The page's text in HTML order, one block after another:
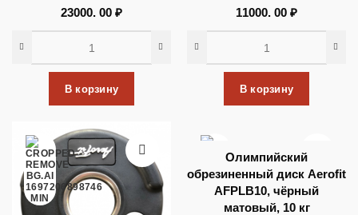
23000. 00 ₽
В корзину
11000. 00 ₽
В корзину
Олимпийский
обрезиненный диск Aerofit
AFPLB10, чёрный
матовый, 10 кг